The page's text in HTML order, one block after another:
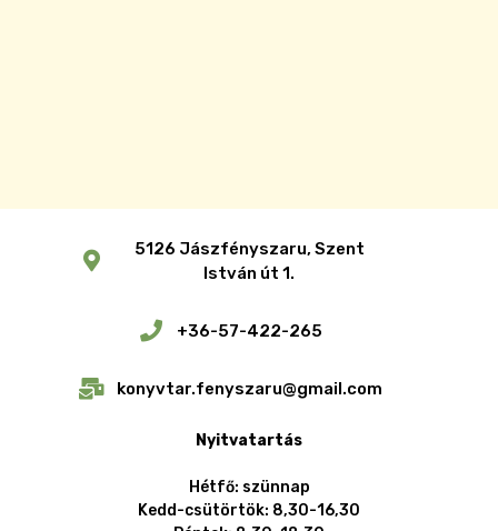
5126 Jászfényszaru, Szent
István út 1.
+36-57-422-265
konyvtar.fenyszaru@gmail.com
Nyitvatartás
Hétfő: szünnap
Kedd-csütörtök: 8,30-16,30